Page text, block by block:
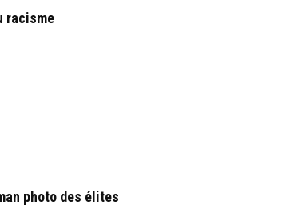
racisme
photo des élites